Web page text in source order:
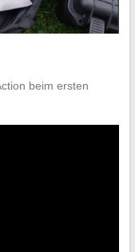
beim ersten